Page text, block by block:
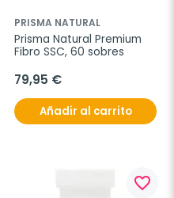
PRISMA NATURAL
Prisma Natural Premium
Fibro SSC, 60 sobres
79,95 €
Añadir al carrito
favorite_border